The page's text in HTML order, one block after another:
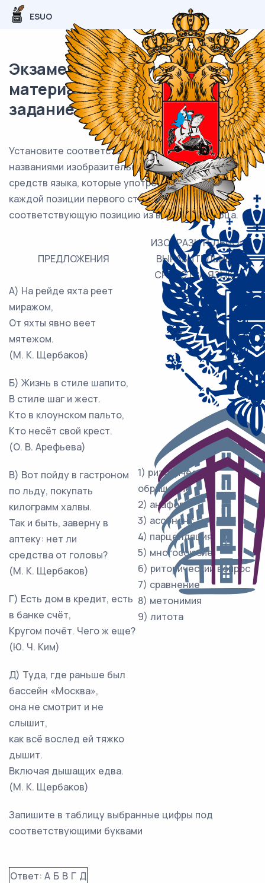
ESUO
Экзаменационный (типовой)
материал ЕГЭ / Русский / 22
задание (25) / 31
Установите соответствие между предложениями и
названиями изобразительно-выразительных
средств языка, которые употреблены в них: к
каждой позиции первого столбца подберите
соответствующую позицию из второго столбца.
ПРЕДЛОЖЕНИЯ
ИЗОБРАЗИТЕЛЬНО-
ВЫРАЗИТЕЛЬНЫЕ
СРЕДСТВА ЯЗЫКА
А) На рейде яхта реет
миражом,
От яхты явно веет
мятежом.
(М. К. Щербаков)
Б) Жизнь в стиле шапито,
В стиле шаг и жест.
Кто в клоунском пальто,
Кто несёт свой крест.
(О. В. Арефьева)
В) Вот пойду в гастроном
по льду, покупать
килограмм халвы.
Так и быть, заверну в
аптеку: нет ли
средства от головы?
(М. К. Щербаков)
Г) Есть дом в кредит, есть
в банке счёт,
Кругом почёт. Чего ж еще?
(Ю. Ч. Ким)
Д) Туда, где раньше был
бассейн «Москва»,
она не смотрит и не
слышит,
как всё вослед ей тяжко
дышит.
Включая дышащих едва.
(М. К. Щербаков)
1) риторическое
обращение
2) анафора
3) ассонанс
4) парцелляция
5) многосоюзие
6) риторический вопрос
7) сравнение
8) метонимия
9) литота
Запишите в таблицу выбранные цифры под
соответствующими буквами
Ответ: А Б В Г Д